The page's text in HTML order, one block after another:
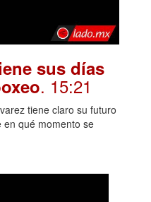
sus días
. 15:21
tiene claro su futuro
en qué momento se